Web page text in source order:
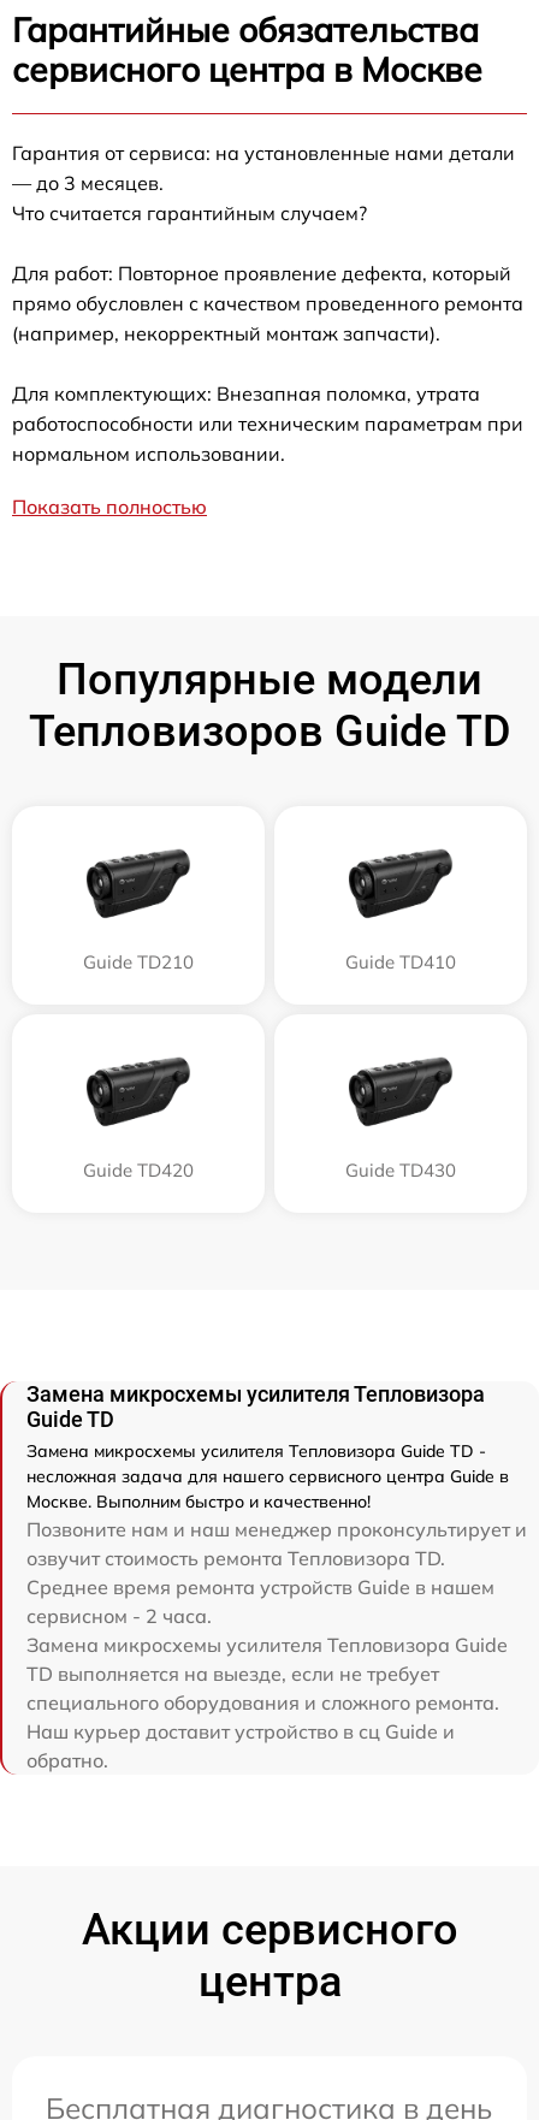
Гарантийные обязательства
сервисного центра в Москве
Гарантия от сервиса: на установленные нами детали
— до 3 месяцев.
Что считается гарантийным случаем?
Для работ: Повторное проявление дефекта, который
прямо обусловлен с качеством проведенного ремонта
(например, некорректный монтаж запчасти).
Для комплектующих: Внезапная поломка, утрата
работоспособности или техническим параметрам при
нормальном использовании.
Показать полностью
Популярные модели
Тепловизоров Guide TD
Guide TD210 Guide TD410
Guide TD420 Guide TD430
Замена микросхемы усилителя Тепловизора
Guide TD
Замена микросхемы усилителя Тепловизора Guide TD -
несложная задача для нашего сервисного центра Guide в
Москве. Выполним быстро и качественно!
Позвоните нам и наш менеджер проконсультирует и
озвучит стоимость ремонта Тепловизора TD.
Среднее время ремонта устройств Guide в нашем
сервисном - 2 часа.
Замена микросхемы усилителя Тепловизора Guide
TD выполняется на выезде, если не требует
специального оборудования и сложного ремонта.
Наш курьер доставит устройство в сц Guide и
обратно.
Акции сервисного
центра
Бесплатная диагностика в день